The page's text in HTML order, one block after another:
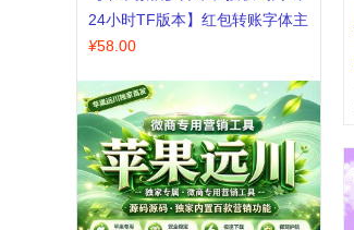
24小时TF版本】红包转账字体主
题支持修改步数-朋友圈视频
¥58.00